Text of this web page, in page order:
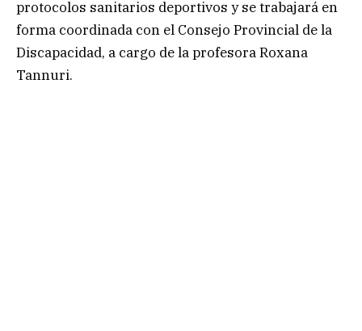
protocolos sanitarios deportivos y se trabajará en
forma coordinada con el Consejo Provincial de la
Discapacidad, a cargo de la profesora Roxana
Tannuri.